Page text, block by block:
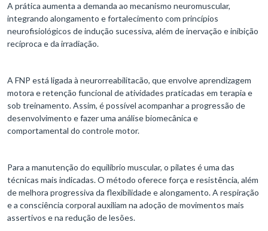
A prática aumenta a demanda ao mecanismo neuromuscular,
integrando alongamento e fortalecimento com princípios
neurofisiológicos de indução sucessiva, além de inervação e inibição
recíproca e da irradiação.
A FNP está ligada à neurorreabilitacão, que envolve aprendizagem
motora e retenção funcional de atividades praticadas em terapia e
sob treinamento. Assim, é possível acompanhar a progressão de
desenvolvimento e fazer uma análise biomecânica e
comportamental do controle motor.
Para a manutenção do equilíbrio muscular, o pilates é uma das
técnicas mais indicadas. O método oferece força e resistência, além
de melhora progressiva da flexibilidade e alongamento. A respiração
e a consciência corporal auxiliam na adoção de movimentos mais
assertivos e na redução de lesões.